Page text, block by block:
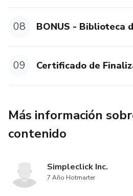
08 BONUS - Biblioteca
09 Certificado de
Más información
contenido
Simpleclick Inc.
7 Año Hotmarter